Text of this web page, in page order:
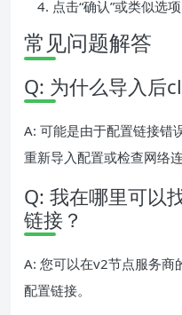
点击“确认”或类似选
常见问题解答
Q: 为什么导入后
A: 可能是由于配置链接错
重新导入配置或检查网络连
Q: 我在哪里可以
链接？
A: 您可以在v2节点服务商
配置链接。